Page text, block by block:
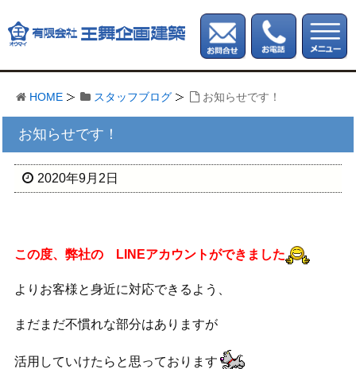
HOME スタッフブログ お知らせです！
お知らせです！
2020年9月2日
この度、弊社の LINEアカウントができました
よりお客様と身近に対応できるよう、
まだまだ不慣れな部分はありますが
活用していけたらと思っております